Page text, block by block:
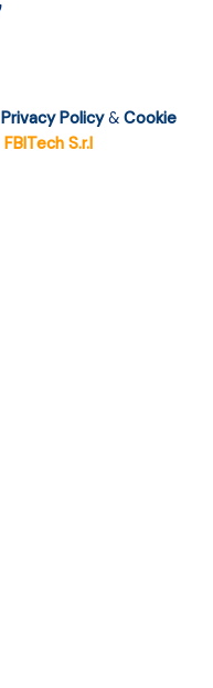
Privacy Policy & Cookie
FBITech S.r.l